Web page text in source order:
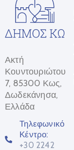
Ακτή
Κουντουριώτου
7, 85300 Κως,
Δωδεκάνησα,
Ελλάδα
Τηλεφωνικό
Κέντρο:
+30 2242